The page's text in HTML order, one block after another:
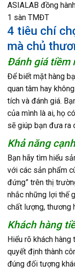
ASIALAB đồng
1 sàn TMĐT
4 tiêu chí
mà chủ
Đánh giá tiềm
Để biết mặt hàng
quan tâm hay
tích và đánh giá.
của mình là ai, họ
sẽ giúp bạn đưa ra
Khả năng
Bạn hãy tìm hiểu
với các sản phẩm
đứng” trên thị
nhắc những lợi thế
chất lượng, thương
Khách hàng
Hiểu rõ khách
quyết định thành
đúng đối tượng